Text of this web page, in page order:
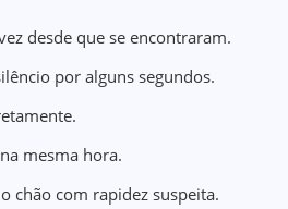
desde que se encontraram.
por alguns segundos.
mesma hora.
chão com rapidez suspeita.